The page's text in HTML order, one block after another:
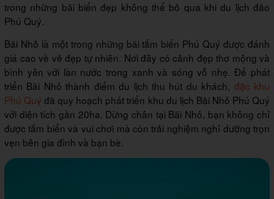
trong những bãi biển đẹp không thể bỏ qua khi du lịch đảo
Phú Quý.
Bãi Nhỏ là một trong những bãi tắm biển Phú Quý được đánh
giá cao về vẻ đẹp tự nhiên. Nơi đây có cảnh đẹp thơ mộng và
bình yên với làn nước trong xanh và sóng vỗ nhẹ. Để phát
triển Bãi Nhỏ thành điểm du lịch thu hút du khách, đặc khu
Phú Quý đã quy hoạch phát triển khu du lịch Bãi Nhỏ Phú Quý
với diện tích gần 20ha. Dừng chân tại Bãi Nhỏ, bạn không chỉ
được tắm biển và vui chơi mà còn trải nghiệm nghỉ dưỡng trọn
vẹn bên gia đình và bạn bè.